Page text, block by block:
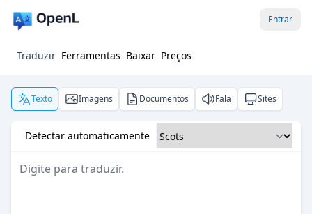
Entrar
Traduzir Ferramentas Baixar Preços
Texto Imagens Documentos Fala Sites
Detectar automaticamente